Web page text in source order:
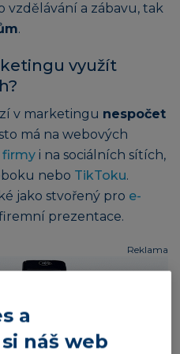
vzdělávání a zábavu, tak
.
využít
v marketingu nespočet
má na webových
firmy i na sociálních sítích,
nebo TikToku.
jako stvořený pro e-
prezentace.
Reklama
a
náš web